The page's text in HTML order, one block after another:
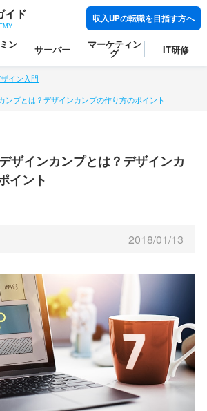
イド 収入UPの転職を目指す方へ
ン サーバー マーケティン
グ IT研修
イン入門
ンプとは？デザインカンプの作り方のポイント
ザインカンプとは？デザインカ
イント
2018/01/13